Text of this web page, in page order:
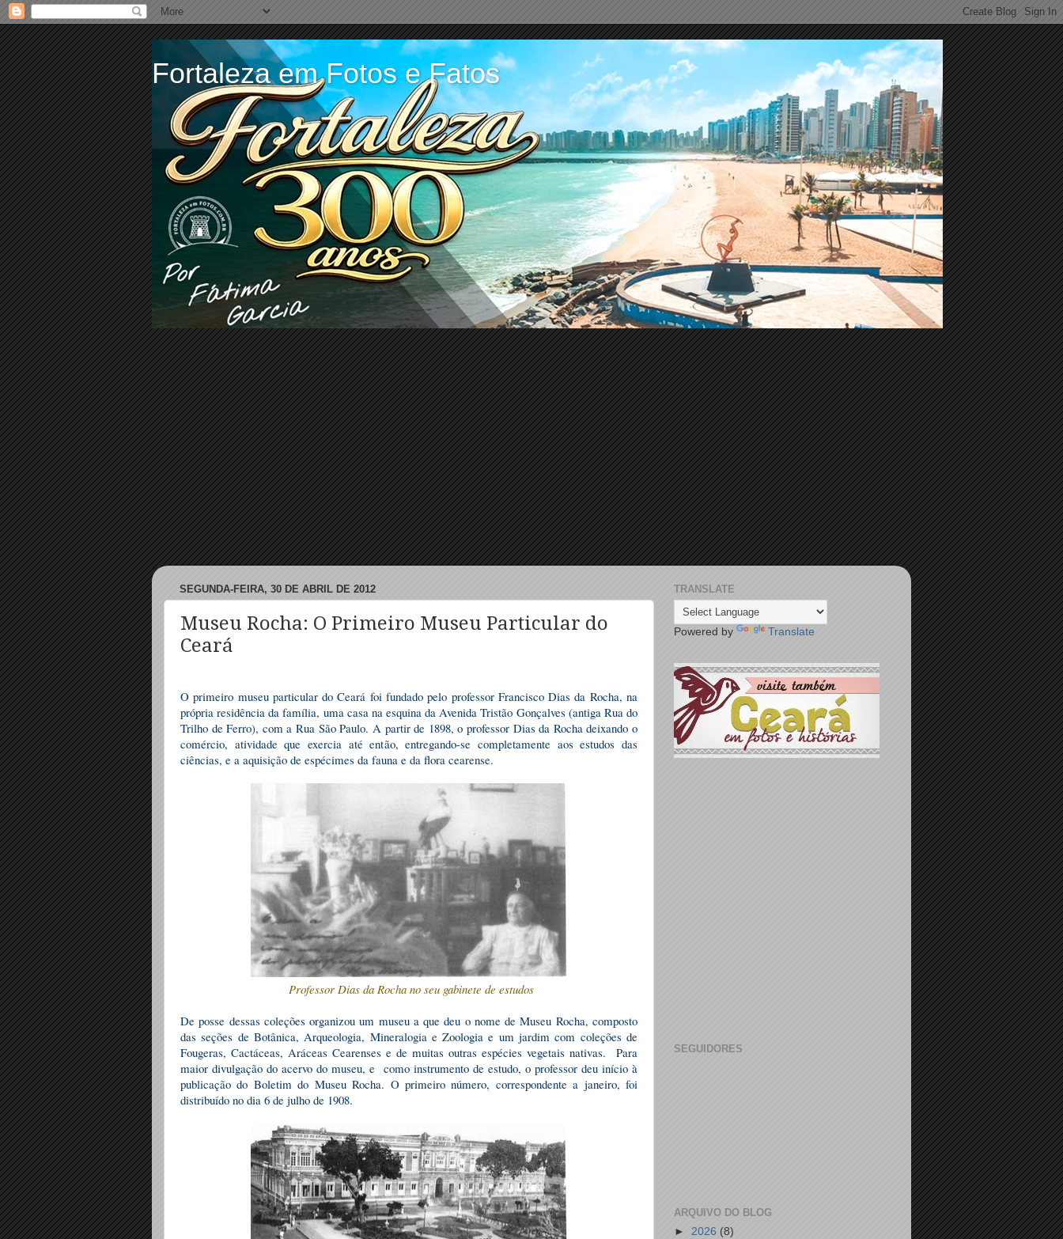
Fortaleza em Fotos e Fatos
SEGUNDA-FEIRA, 30 DE ABRIL DE 2012
Museu Rocha: O Primeiro Museu Particular do
Ceará
O primeiro museu particular do Ceará foi fundado pelo professor Francisco Dias da Rocha, na
própria residência da família, uma casa na esquina da Avenida Tristão Gonçalves (antiga Rua do
Trilho de Ferro), com a Rua São Paulo. A partir de 1898, o professor Dias da Rocha deixando o
comércio, atividade que exercia até então, entregando-se completamente aos estudos das
ciências, e a aquisição de espécimes da fauna e da flora cearense.
Professor Dias da Rocha no seu gabinete de estudos
De posse dessas coleções organizou um museu a que deu o nome de Museu Rocha, composto
das seções de Botânica, Arqueologia, Mineralogia e Zoologia e um jardim com coleções de
Fougeras, Cactáceas, Aráceas Cearenses e de muitas outras espécies vegetais nativas. Para
maior divulgação do acervo do museu, e como instrumento de estudo, o professor deu início à
publicação do Boletim do Museu Rocha. O primeiro número, correspondente a janeiro, foi
distribuído no dia 6 de julho de 1908.
TRANSLATE
Powered by Translate
SEGUIDORES
ARQUIVO DO BLOG
► 2026 (8)